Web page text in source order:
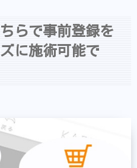
らで事前登録を
に施術可能で